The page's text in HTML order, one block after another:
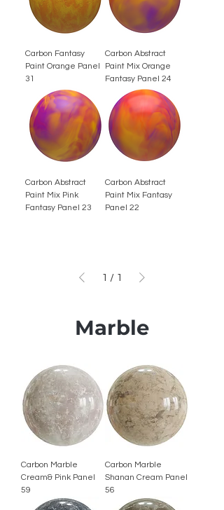
Carbon Fantasy
Paint Orange Panel
31
Carbon Abstract
Paint Mix Orange
Fantasy Panel 24
Carbon Abstract
Paint Mix Pink
Fantasy Panel 23
Carbon Abstract
Paint Mix Fantasy
Panel 22
1 / 1
Marble
Carbon Marble
Cream& Pink Panel
59
Carbon Marble
Shanan Cream Panel
56